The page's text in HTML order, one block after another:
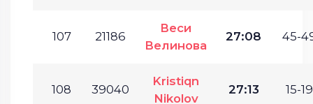
107 21186
Веси
Велинова
27:08 45-
108 39040
Kristiqn
Nikolov
27:13 15-